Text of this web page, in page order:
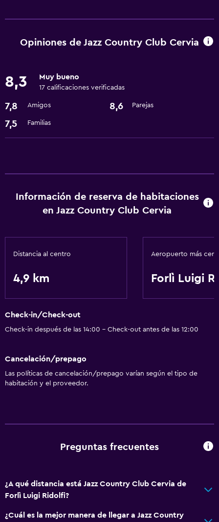
Opiniones de Jazz Country Club Cervia
8,3 Muy bueno
17 calificaciones verificadas
7,8 Amigos 8,6 Parejas
7,5 Familias
Información de reserva de habitaciones
en Jazz Country Club Cervia
Distancia al centro
4,9 km
Aeropuerto más
Forlì Luigi
Check-in/Check-out
Check-in después de las 14:00 - Check-out antes de las 12:00
Cancelación/prepago
Las políticas de cancelación/prepago varían según el tipo de
habitación y el proveedor.
Preguntas frecuentes
¿A qué distancia está Jazz Country Club Cervia de
Forlì Luigi Ridolfi?
¿Cuál es la mejor manera de llegar a Jazz Country